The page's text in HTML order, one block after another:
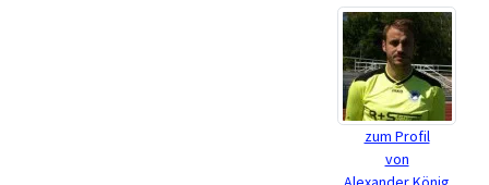
zum Profil
von